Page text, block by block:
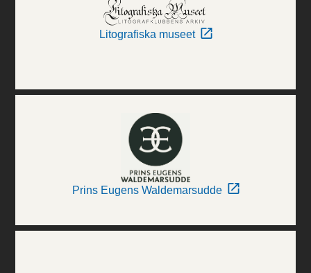
Litografiska museet
Prins Eugens Waldemarsudde